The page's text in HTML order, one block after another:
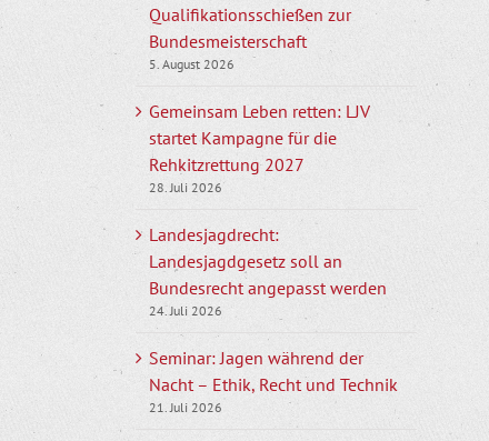
Qualifikationsschießen zur
Bundesmeisterschaft
5. August 2026
Gemeinsam Leben retten: LJV
startet Kampagne für die
Rehkitzrettung 2027
28. Juli 2026
Landesjagdrecht:
Landesjagdgesetz soll an
Bundesrecht angepasst werden
24. Juli 2026
Seminar: Jagen während der
Nacht – Ethik, Recht und Technik
21. Juli 2026